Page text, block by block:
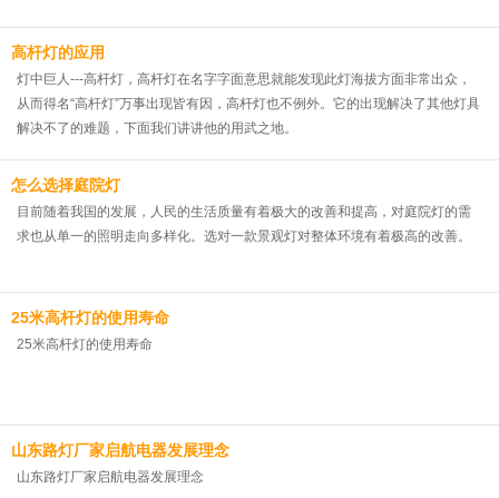
高杆灯的应用
灯中巨人---高杆灯，高杆灯在名字字面意思就能发现此灯海拔方面非常出众，
从而得名“高杆灯”万事出现皆有因，高杆灯也不例外。它的出现解决了其他灯具
解决不了的难题，下面我们讲讲他的用武之地。
怎么选择庭院灯
目前随着我国的发展，人民的生活质量有着极大的改善和提高，对庭院灯的需
求也从单一的照明走向多样化。选对一款景观灯对整体环境有着极高的改善。
25米高杆灯的使用寿命
25米高杆灯的使用寿命
山东路灯厂家启航电器发展理念
山东路灯厂家启航电器发展理念